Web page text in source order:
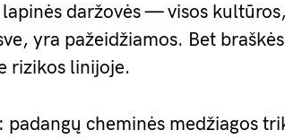
daržovės — visos
yra pažeidžiamos. Bet
rizikos linijoje.
padangų cheminės medžiagos